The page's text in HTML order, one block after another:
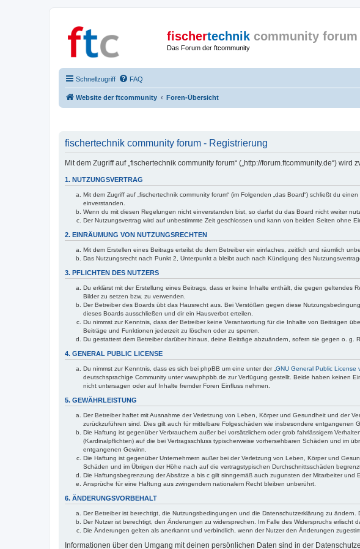
fischertechnik community forum
Das Forum der ftcommunity
Schnellzugriff FAQ
Website der ftcommunity Foren-Übersicht
fischertechnik community forum - Registrierung
Mit dem Zugriff auf „fischertechnik community forum“ („http://forum.ftcommunity.de“)
1. NUTZUNGSVERTRAG
Mit dem Zugriff auf „fischertechnik community forum“ (im Folgenden „das Board“) schließt du
einverstanden.
Wenn du mit diesen Regelungen nicht einverstanden bist, so darfst du das Board nicht weiter
Der Nutzungsvertrag wird auf unbestimmte Zeit geschlossen und kann von beiden Seiten ohne
2. EINRÄUMUNG VON NUTZUNGSRECHTEN
Mit dem Erstellen eines Beitrags erteilst du dem Betreiber ein einfaches, zeitlich und räumlich
Das Nutzungsrecht nach Punkt 2, Unterpunkt a bleibt auch nach Kündigung des
3. PFLICHTEN DES NUTZERS
Du erklärst mit der Erstellung eines Beitrags, dass er keine Inhalte enthält, die gegen
Bilder zu setzen bzw. zu verwenden.
Der Betreiber des Boards übt das Hausrecht aus. Bei Verstößen gegen diese
dieses Boards ausschließen und dir ein Hausverbot erteilen.
Du nimmst zur Kenntnis, dass der Betreiber keine Verantwortung für die Inhalte von Beiträgen
Beiträge und Funktionen jederzeit zu löschen oder zu sperren.
Du gestattest dem Betreiber darüber hinaus, deine Beiträge abzuändern, sofern sie gegen o.
4. GENERAL PUBLIC LICENSE
Du nimmst zur Kenntnis, dass es sich bei phpBB um eine unter der „ GNU General Public License
deutschsprachige Community unter www.phpbb.de zur Verfügung gestellt. Beide haben keinen
nicht untersagen oder auf Inhalte fremder Foren Einfluss nehmen.
5. GEWÄHRLEISTUNG
Der Betreiber haftet mit Ausnahme der Verletzung von Leben, Körper und Gesundheit und der
zurückzuführen sind. Dies gilt auch für mittelbare Folgeschäden wie insbesondere entgangenen
Die Haftung ist gegenüber Verbrauchern außer bei vorsätzlichem oder grob fahrlässigem
(Kardinalpflichten) auf die bei Vertragsschluss typischerweise vorhersehbaren Schäden und im
entgangenen Gewinn.
Die Haftung ist gegenüber Unternehmern außer bei der Verletzung von Leben, Körper und
Schäden und im Übrigen der Höhe nach auf die vertragstypischen Durchschnittsschäden
Die Haftungsbegrenzung der Absätze a bis c gilt sinngemäß auch zugunsten der Mitarbeiter und
Ansprüche für eine Haftung aus zwingendem nationalem Recht bleiben unberührt.
6. ÄNDERUNGSVORBEHALT
Der Betreiber ist berechtigt, die Nutzungsbedingungen und die Datenschutzerklärung zu ändern.
Der Nutzer ist berechtigt, den Änderungen zu widersprechen. Im Falle des Widerspruchs erlischt
Die Änderungen gelten als anerkannt und verbindlich, wenn der Nutzer den Änderungen
Informationen über den Umgang mit deinen persönlichen Daten sind in der